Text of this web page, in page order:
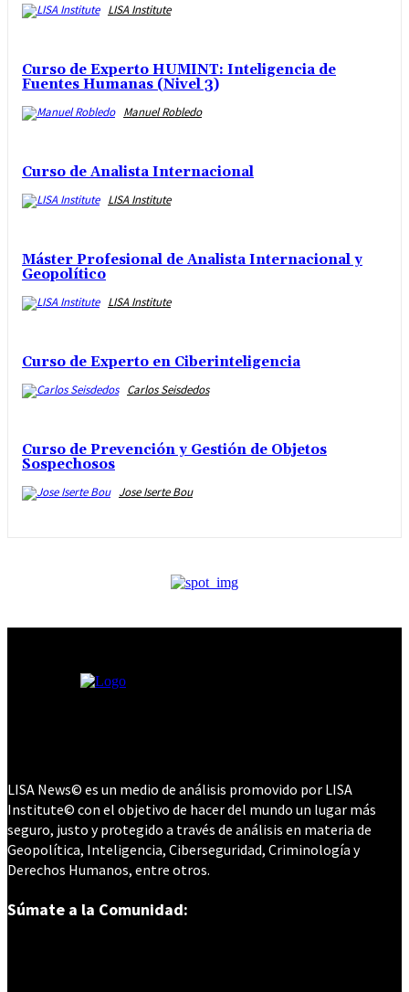
LISA Institute
Curso de Experto HUMINT: Inteligencia de
Fuentes Humanas (Nivel 3)
Manuel Robledo
Curso de Analista Internacional
LISA Institute
Máster Profesional de Analista Internacional y
Geopolítico
LISA Institute
Curso de Experto en Ciberinteligencia
Carlos Seisdedos
Curso de Prevención y Gestión de Objetos
Sospechosos
Jose Iserte Bou
LISA News© es un medio de análisis promovido por LISA
Institute© con el objetivo de hacer del mundo un lugar más
seguro, justo y protegido a través de análisis en materia de
Geopolítica, Inteligencia, Ciberseguridad, Criminología y
Derechos Humanos, entre otros.
Súmate a la Comunidad: